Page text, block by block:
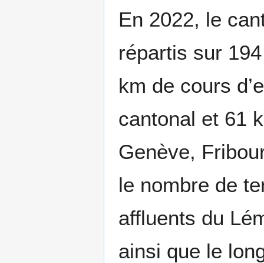
En 2022, le
répartis sur
km de cours
cantonal et 61
Genève,
le nombre de
affluents du
ainsi que le